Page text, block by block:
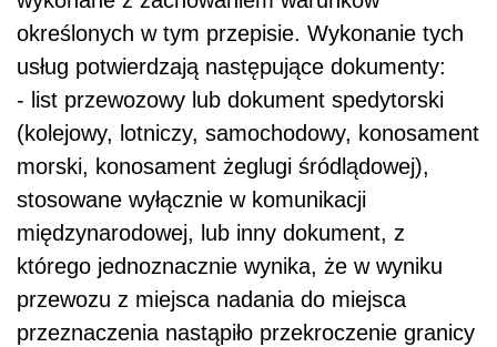
określonych w tym przepisie. Wykonanie tych
usług potwierdzają następujące dokumenty:
- list przewozowy lub dokument spedytorski
(kolejowy, lotniczy, samochodowy, konosament
morski, konosament żeglugi śródlądowej),
stosowane wyłącznie w komunikacji
międzynarodowej, lub inny dokument, z
którego jednoznacznie wynika, że w wyniku
przewozu z miejsca nadania do miejsca
przeznaczenia nastąpiło przekroczenie granicy